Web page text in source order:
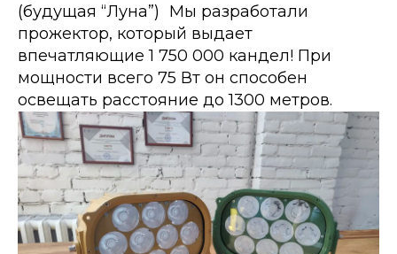
(будущая “Луна”) Мы разработали
прожектор, который выдает
впечатляющие 1 750 000 кандел! При
мощности всего 75 Вт он способен
освещать расстояние до 1300 метров.